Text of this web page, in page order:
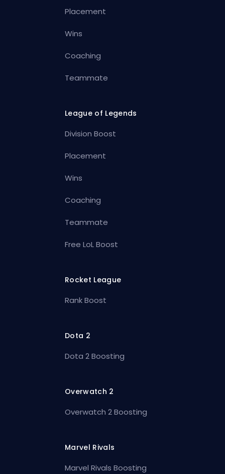
Placement
Wins
Coaching
Teammate
League of Legends
Division Boost
Placement
Wins
Coaching
Teammate
Free LoL Boost
Rocket League
Rank Boost
Dota 2
Dota 2 Boosting
Overwatch 2
Overwatch 2 Boosting
Marvel Rivals
Marvel Rivals Boosting